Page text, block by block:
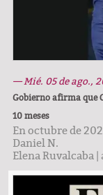
— Mié. 05 de ago.,
Gobierno afirma que
10 meses
En octubre de
Daniel N.
Elena Ruvalcaba